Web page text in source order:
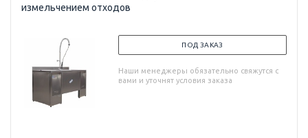
измельчением отходов
ПОД ЗАКАЗ
Наши менеджеры обязательно свяжутся с
вами и уточнят условия заказа